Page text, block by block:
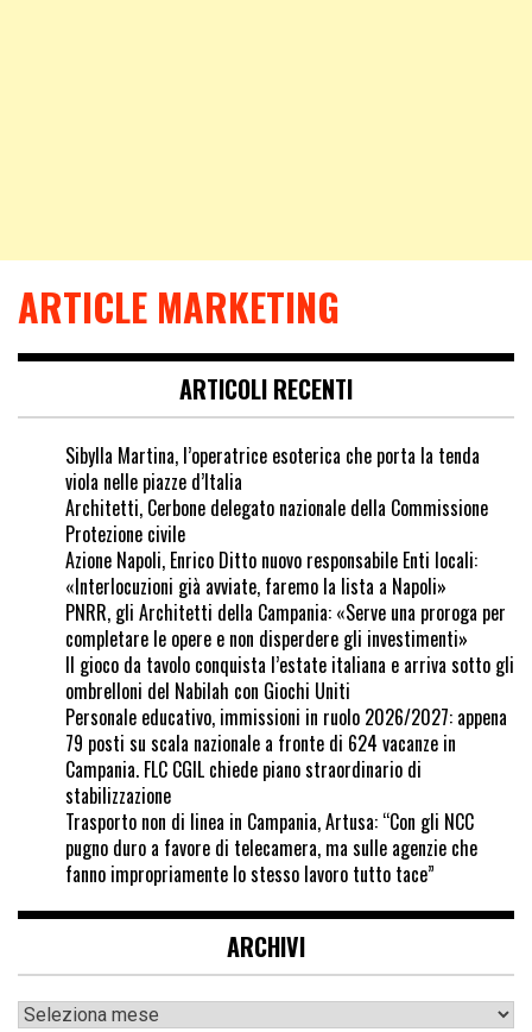
ARTICLE MARKETING
ARTICOLI RECENTI
Sibylla Martina, l’operatrice esoterica che porta la tenda
viola nelle piazze d’Italia
Architetti, Cerbone delegato nazionale della Commissione
Protezione civile
Azione Napoli, Enrico Ditto nuovo responsabile Enti locali:
«Interlocuzioni già avviate, faremo la lista a Napoli»
PNRR, gli Architetti della Campania: «Serve una proroga per
completare le opere e non disperdere gli investimenti»
Il gioco da tavolo conquista l’estate italiana e arriva sotto gli
ombrelloni del Nabilah con Giochi Uniti
Personale educativo, immissioni in ruolo 2026/2027: appena
79 posti su scala nazionale a fronte di 624 vacanze in
Campania. FLC CGIL chiede piano straordinario di
stabilizzazione
Trasporto non di linea in Campania, Artusa: “Con gli NCC
pugno duro a favore di telecamera, ma sulle agenzie che
fanno impropriamente lo stesso lavoro tutto tace”
ARCHIVI